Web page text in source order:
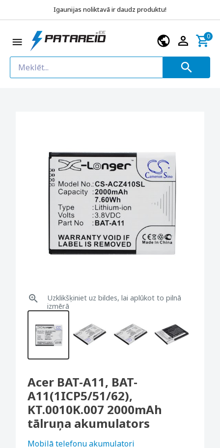
Igaunijas noliktavā ir daudz produktu!
0
Uzklikšķiniet uz bildes, lai aplūkot to pilnā
izmērā
Acer BAT-A11, BAT-
A11(1ICP5/51/62),
KT.0010K.007 2000mAh
tālruņa akumulators
Mobilā telefonu akumulatori